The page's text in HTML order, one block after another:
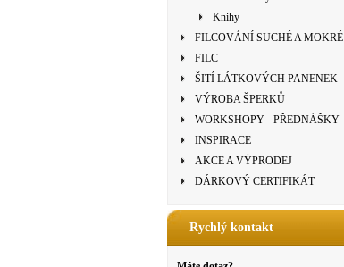
Knihy
FILCOVÁNÍ SUCHÉ A MOKRÉ
FILC
ŠITÍ LÁTKOVÝCH PANENEK
VÝROBA ŠPERKŮ
WORKSHOPY - PŘEDNÁŠKY
INSPIRACE
AKCE A VÝPRODEJ
DÁRKOVÝ CERTIFIKÁT
Rychlý kontakt